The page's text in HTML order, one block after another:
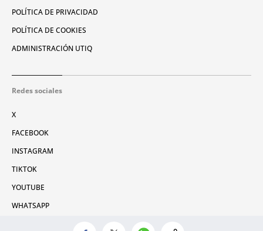
POLÍTICA DE PRIVACIDAD
POLÍTICA DE COOKIES
ADMINISTRACIÓN UTIQ
Redes sociales
X
FACEBOOK
INSTAGRAM
TIKTOK
YOUTUBE
WHATSAPP